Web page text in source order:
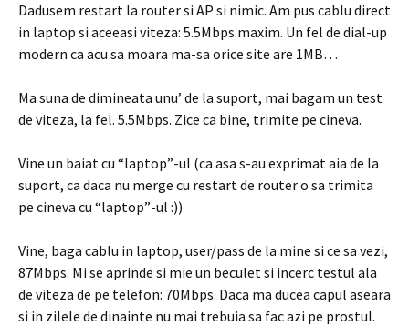
Dadusem restart la router si AP si nimic. Am pus cablu direct
in laptop si aceeasi viteza: 5.5Mbps maxim. Un fel de dial-up
modern ca acu sa moara ma-sa orice site are 1MB…
Ma suna de dimineata unu’ de la suport, mai bagam un test
de viteza, la fel. 5.5Mbps. Zice ca bine, trimite pe cineva.
Vine un baiat cu “laptop”-ul (ca asa s-au exprimat aia de la
suport, ca daca nu merge cu restart de router o sa trimita
pe cineva cu “laptop”-ul :))
Vine, baga cablu in laptop, user/pass de la mine si ce sa vezi,
87Mbps. Mi se aprinde si mie un beculet si incerc testul ala
de viteza de pe telefon: 70Mbps. Daca ma ducea capul aseara
si in zilele de dinainte nu mai trebuia sa fac azi pe prostul.